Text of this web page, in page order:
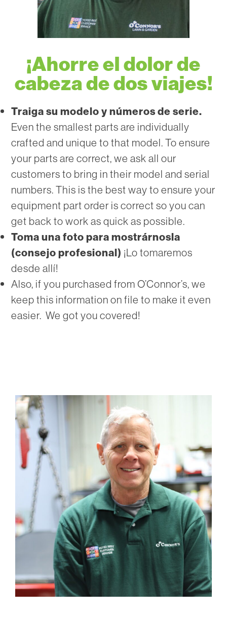
¡Ahorre el dolor de
cabeza de dos viajes!
Traiga su modelo y números de serie.
Even the smallest parts are individually
crafted and unique to that model. To ensure
your parts are correct, we ask all our
customers to bring in their model and serial
numbers. This is the best way to ensure your
equipment part order is correct so you can
get back to work as quick as possible.
Toma una foto para mostrárnosla
(consejo profesional) ¡Lo tomaremos
desde allí!
Also, if you purchased from O’Connor’s, we
keep this information on file to make it even
easier. We got you covered!